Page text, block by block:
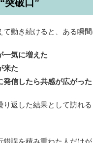
突破口”
動き続けると、ある瞬間
一気に増えた
来た
信したら共感が広がった
返した結果として訪れ